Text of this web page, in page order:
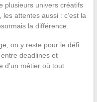
plusieurs univers créatifs
attentes aussi : c’est la
la différence.
on y reste pour le défi.
deadlines et
d’un métier où tout